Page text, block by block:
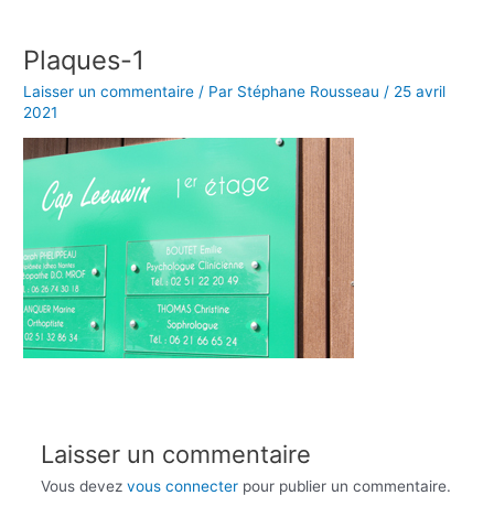
contenu
Plaques-1
Laisser un commentaire / Par Stéphane Rousseau / 25 avril
2021
Laisser un commentaire
Vous devez vous connecterpour publier un commentaire.